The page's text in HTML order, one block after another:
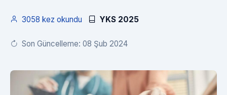
3058 kez okundu YKS 2025
Son Güncelleme: 08 Şub 2024